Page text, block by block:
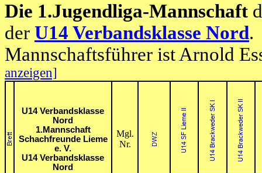
Die 1.Jugendliga-Mannschaft
der U14 Verbandsklasse Nord.
Mannschaftsführer ist Arnold
anzeigen]
U14 Verbandsklasse
Nord
1.Mannschaft
Schachfreunde Lieme
e. V.
U14 Verbandsklasse
Nord
Mgl.
Nr.